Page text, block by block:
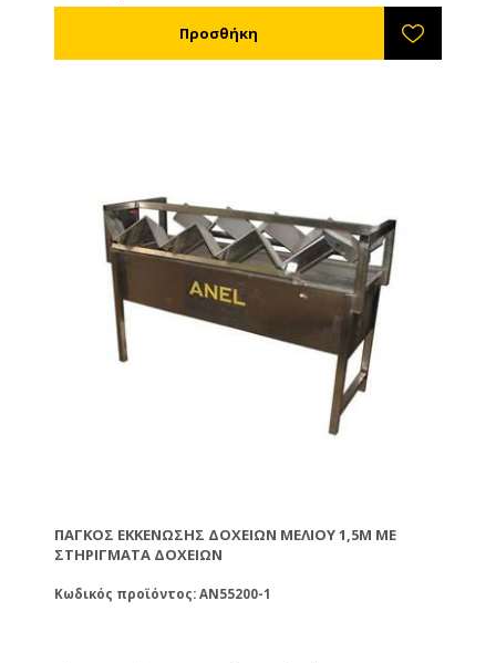
ΠΆΓΚΟΣ ΕΚΚΈΝΩΣΗΣ ΔΟΧΕΊΩΝ ΜΕΛΙΟΎ 1,5M ΜΕ
ΣΤΗΡΊΓΜΑΤΑ ΔΟΧΕΊΩΝ
Κωδικός προϊόντος: AN55200-1